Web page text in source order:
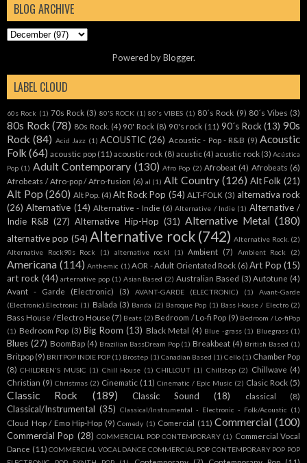
BLOG ARCHIVE
Powered byBlogger.
LABEL CLOUD
60s Rock (1) 70s Rock (3) 80'S ROCK (1) 80's VIBES (1) 80´s Rock (9) 80´s Vibes (3)
80s Rock (78) 80s Rock. (4) 90' Rock (8) 90's rock (11) 90´s Rock (13) 90s
Rock (84) Acid Jazz (1) ACOUSTIC (26) Acoustic - Pop - R&B (9) Acoustic
Folk (64) acoustic pop (11) acoustic rock (8) acustic (4) acustic rock (3) Acústica
Pop (1) Adult Contemporary (130) Afro Pop (2) Afrobeat (4) Afrobeats (6)
Afrobeats / Afro-pop / Afro-fusion (6) al (1) Alt Country (126) Alt Folk (21)
Alt Pop (260) Alt Pop. (4) Alt Rock Pop (54) ALT-FOLK (3) alternativa rock
(26) Alternative (14) Alternative - Indie (6) Alternative / Indie (1) Alternative /
Indie R&B (27) Alternative Hip-Hop (31) Alternative Metal (180)
alternative pop (54) Alternative rock (742) Alternative Rock. (2)
Alternative Rock90s Rock
(1) alternative rockl (1) Ambient (7) Ambient Rock (2)
Americana (114) Anthemic (1) AOR - Adult Orientated Rock (6) Art Pop (15)
art rock (44) arternative pop (1) Asian Based (2) Australian Based (3) Autotune (4)
Avant - Garde (Electronic)
(3) AVANT-GARDE (ELECTRONIC) (1)
Avant-Garde
(Electronic).Electronic (1) Balada (3) Banda (2) Baroque Pop (1) Bass House / Electro (2)
Bass House / Electro House (7) Beats (2) Bedroom / Lo-fi Pop (9) Bedroom / Lo-fiPop
(1) Bedroom Pop (3) Big Room (13) Black Metal (4) Blue -grass (1) Bluegrass (1)
Blues (27) BoomBap (4) Brazilian BassDream Pop (1) Breakbeat (4) British Based (1)
Britpop (9) BRITPOP INDIE POP (1) Brostep (1) Canadian Based (1) Cello (1) Chamber Pop
(8) CHILDREN'S MUSIC (1) Chill House (1) CHILLOUT (1) Chillstep (2) Chillwave (4)
Christian (9) Christmas (2) Cinematic (11) Cinematic / Epic Music (2) Clasic Rock (5)
Classic Rock (189) Classic Sound (18) classical (8)
Classical/Instrumental (35) Classical/Instrumental - Electronic - Folk/Acoustic (1)
Cloud Hop / Emo Hip-Hop (9) Comedy (1) Comercial (11) Commercial (100)
Commercial Pop (28) COMMERCIAL POP CONTEMPORARY (1) Commercial Vocal
Dance (11) COMMERCIAL VOCAL DANCE COMMERCIAL POP CONTEMPORARY POP POP